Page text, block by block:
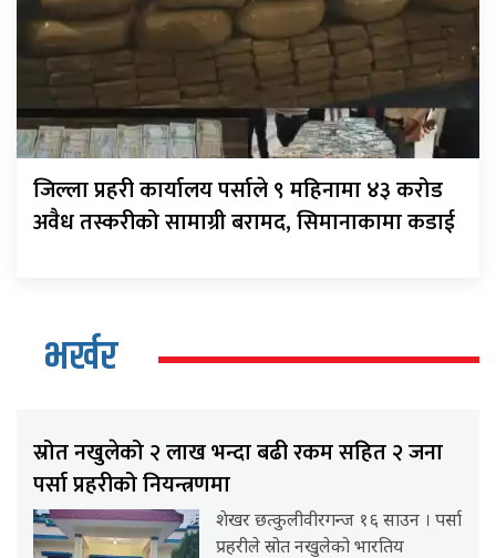
जिल्ला प्रहरी कार्यालय पर्साले ९ महिनामा ४३ करोड
अवैध तस्करीको सामाग्री बरामद, सिमानाकामा कडाई
भर्खर
स्रोत नखुलेको २ लाख भन्दा बढी रकम सहित २ जना
पर्सा प्रहरीको नियन्त्रणमा
शेखर छत्कुलीवीरगन्ज १६ साउन । पर्सा
प्रहरीले स्रोत नखुलेको भारतिय